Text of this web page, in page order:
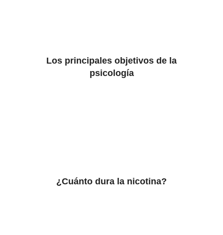
Los principales objetivos de la
psicología
¿Cuánto dura la nicotina?